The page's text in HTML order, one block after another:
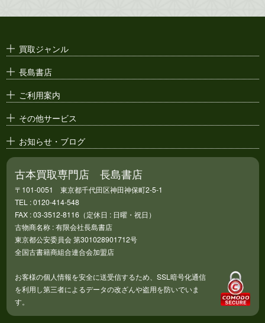
買取ジャンル
長島書店
ご利用案内
その他サービス
お知らせ・ブログ
古本買取専門店 長島書店
〒101-0051 東京都千代田区神田神保町2-5-1
TEL : 0120-414-548
FAX : 03-3512-8116（定休日 : 日曜・祝日）
古物商名称 : 有限会社長島書店
東京都公安委員会 第301028901712号
全国古書籍商組合連合会加盟店
お客様の個人情報を安全に送受信するため、SSL暗号化通信
を利用し第三者によるデータの改ざんや盗用を防いでいま
す。